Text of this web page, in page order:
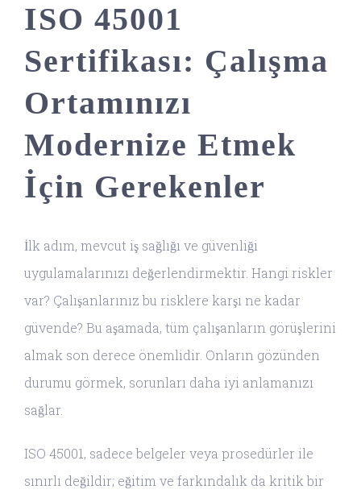
ISO 45001
Sertifikası: Çalışma
Ortamınızı
Modernize Etmek
İçin Gerekenler
İlk adım, mevcut iş sağlığı ve güvenliği
uygulamalarınızı değerlendirmektir. Hangi riskler
var? Çalışanlarınız bu risklere karşı ne kadar
güvende? Bu aşamada, tüm çalışanların görüşlerini
almak son derece önemlidir. Onların gözünden
durumu görmek, sorunları daha iyi anlamanızı
sağlar.
ISO 45001, sadece belgeler veya prosedürler ile
sınırlı değildir; eğitim ve farkındalık da kritik bir